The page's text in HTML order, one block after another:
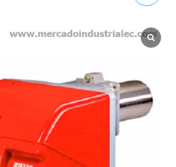
(GASOIL) (GASOIL)